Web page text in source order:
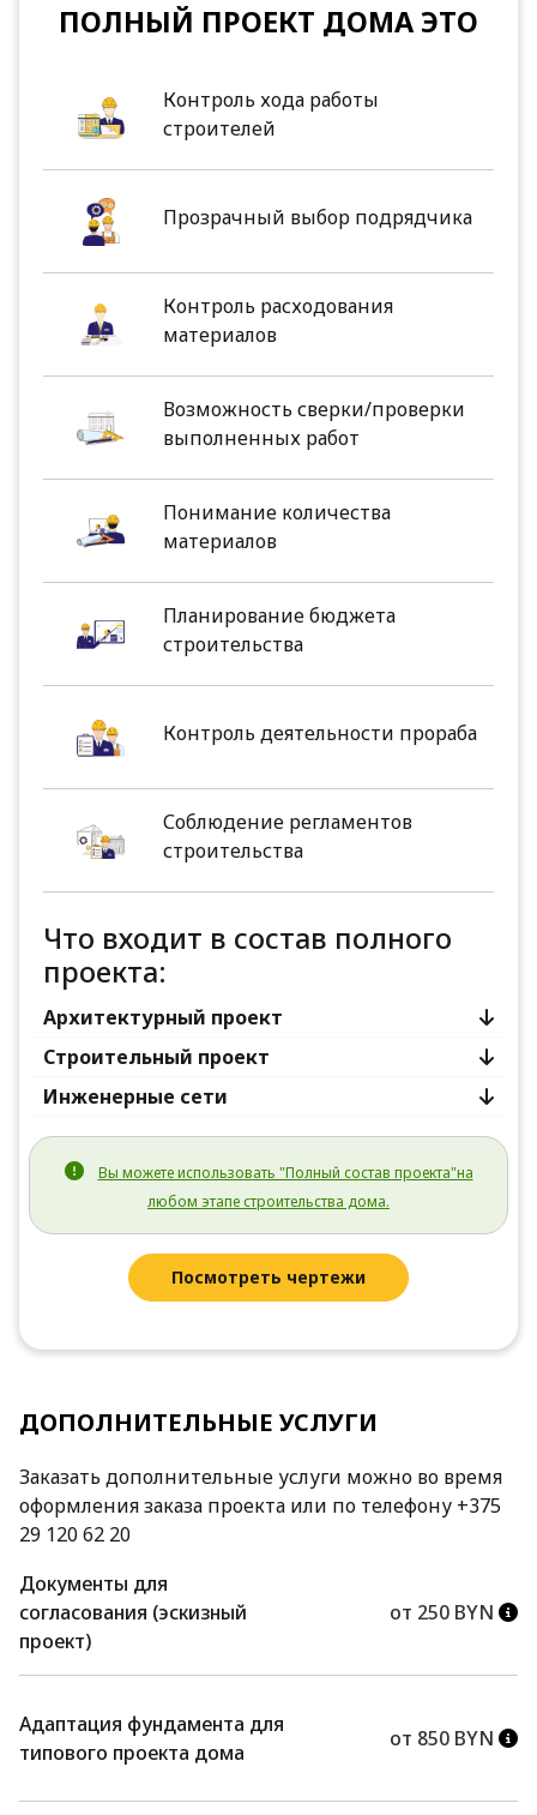
ПОЛНЫЙ ПРОЕКТ ДОМА ЭТО
Контроль хода работы
строителей
Прозрачный выбор подрядчика
Контроль расходования
материалов
Возможность сверки/проверки
выполненных работ
Понимание количества
материалов
Планирование бюджета
строительства
Контроль деятельности прораба
Соблюдение регламентов
строительства
Что входит в состав полного
проекта:
Архитектурный проект
Строительный проект
Инженерные сети
Вы можете использовать "Полный состав проекта"на
любом этапе строительства дома.
Посмотреть чертежи
ДОПОЛНИТЕЛЬНЫЕ УСЛУГИ
Заказать дополнительные услуги можно во время
оформления заказа проекта или по телефону +375
29 120 62 20
Документы для
согласования (эскизный
проект)
от 250 BYN
Адаптация фундамента для
типового проекта дома
от 850 BYN